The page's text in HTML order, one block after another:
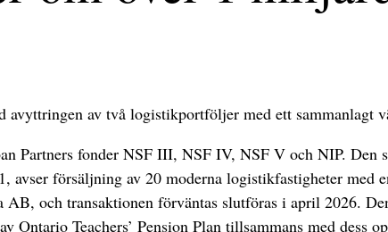
av två logistikportföljer med ett sammanlagt
Partners fonder NSF III, NSF IV, NSF V och NIP. Den
avser försäljning av 20 moderna logistikfastigheter
och transaktionen förväntas slutföras i april 2026.
Ontario Teachers’ Pension Plan tillsammans med dess